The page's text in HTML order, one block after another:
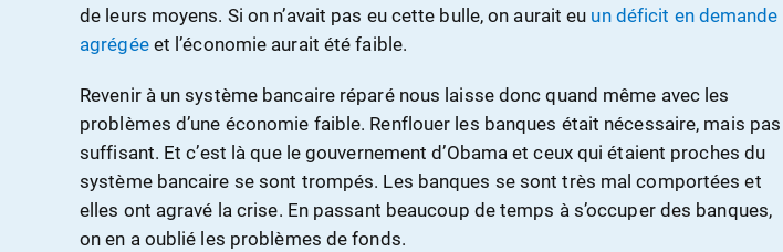
de leurs moyens. Si on n’avait pas eu cette bulle, on aurait eu un déficit en demande
agrégéeet l’économie aurait été faible.
Revenir à un système bancaire réparé nous laisse donc quand même avec les
problèmes d’une économie faible. Renflouer les banques était nécessaire, mais pas
suffisant. Et c’est là que le gouvernement d’Obama et ceux qui étaient proches du
système bancaire se sont trompés. Les banques se sont très mal comportées et
elles ont agravé la crise. En passant beaucoup de temps à s’occuper des banques,
on en a oublié les problèmes de fonds.